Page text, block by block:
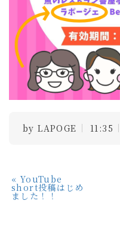
byLAPOGE 11:35
« YouTube
short投稿はじめ
ました！！